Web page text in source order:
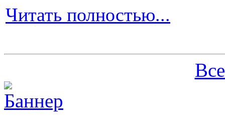
Читать полностью...